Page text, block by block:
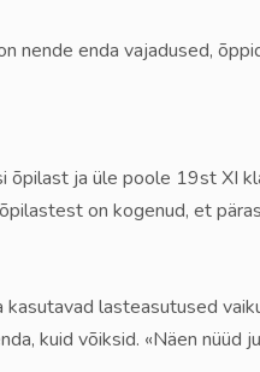
enda vajadused,
ja üle poole 19st XI
on kogenud, et
kasutavad lasteasutused
kuid võiksid. «Näen nüüd